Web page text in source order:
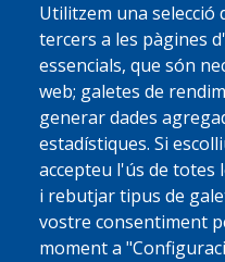
Utilitzem una selecció
tercers a les pàgines
essencials, que són
web; galetes de
generar dades
estadístiques. Si
accepteu l'ús de totes
i rebutjar tipus de
vostre consentiment
moment a